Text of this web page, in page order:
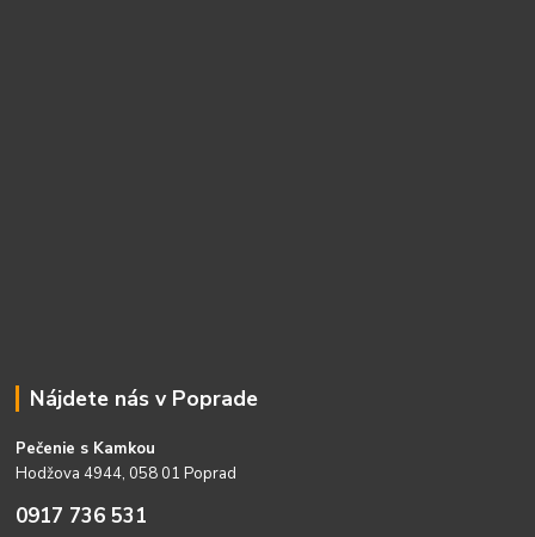
Nájdete nás v Poprade
Pečenie s Kamkou
Hodžova 4944, 058 01 Poprad
0917 736 531